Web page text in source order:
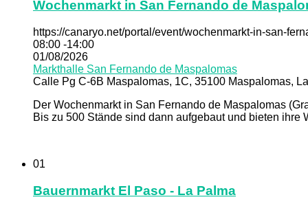
Wochenmarkt in San Fernando de
https://canaryo.net/portal/event/wochenmarkt-in-san-
08:00 -14:00
01/08/2026
Markthalle San Fernando de Maspalomas
Calle Pg C-6B Maspalomas, 1C, 35100 Maspalomas,
Der Wochenmarkt in San Fernando de Maspalomas
Bis zu 500 Stände sind dann aufgebaut und bieten ihre
01
Bauernmarkt El Paso - La Palma